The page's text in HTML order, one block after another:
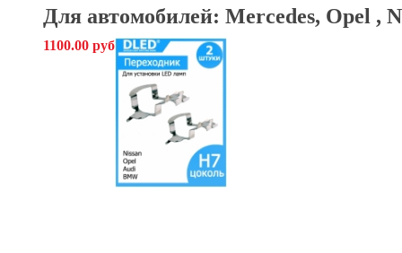
Для автомобилей: Mercedes, Opel ,
1100.00 руб